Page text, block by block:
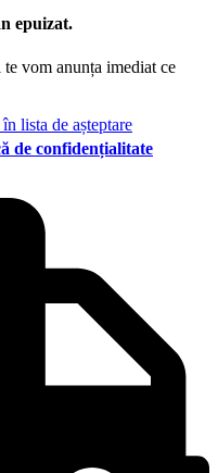
epuizat.
vom anunța imediat ce
lista de așteptare
de confidențialitate